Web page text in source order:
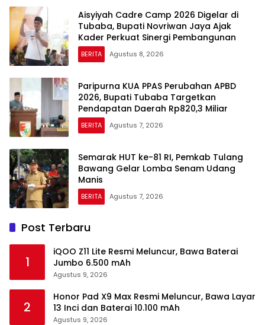
Aisyiyah Cadre Camp 2026 Digelar di
Tubaba, Bupati Novriwan Jaya Ajak
Kader Perkuat Sinergi Pembangunan
BERITA Agustus 8, 2026
Paripurna KUA PPAS Perubahan APBD
2026, Bupati Tubaba Targetkan
Pendapatan Daerah Rp820,3 Miliar
BERITA Agustus 7, 2026
Semarak HUT ke-81 RI, Pemkab Tulang
Bawang Gelar Lomba Senam Udang
Manis
BERITA Agustus 7, 2026
Post Terbaru
1
iQOO Z11 Lite Resmi Meluncur, Bawa Baterai
Jumbo 6.500 mAh
Agustus 9, 2026
2
Honor Pad X9 Max Resmi Meluncur, Bawa Layar
13 Inci dan Baterai 10.100 mAh
Agustus 9, 2026